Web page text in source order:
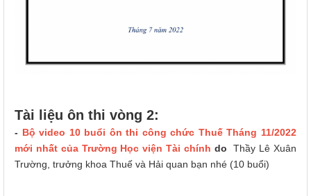
Tài liệu ôn thi vòng 2:
- Bộ video 10 buổi ôn thi công chức Thuế Tháng 11/2022
mới nhất của Trường Học viện Tài chính do
Thầy Lê Xuân
Trường, trưởng khoa Thuế và Hải quan bạn nhé (10 buổi)